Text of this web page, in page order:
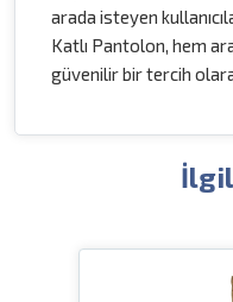
arada isteyen
Katlı Pantolon, hem
güvenilir bir tercih